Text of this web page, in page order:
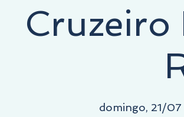
Cruzeiro
domingo, 21/07